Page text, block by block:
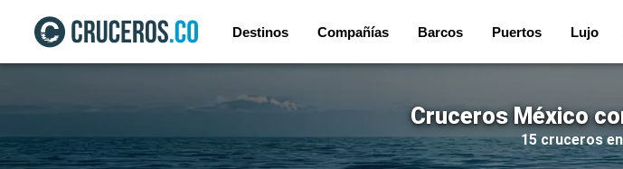
Destinos Compañías Barcos Puertos Lujo
Cruceros México
15 cruceros